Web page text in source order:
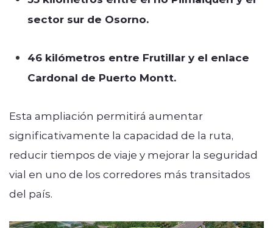
sector sur de Osorno.
46 kilómetros entre Frutillar y el enlace
Cardonal de Puerto Montt.
Esta ampliación permitirá aumentar
significativamente la capacidad de la ruta,
reducir tiempos de viaje y mejorar la seguridad
vial en uno de los corredores más transitados
del país.